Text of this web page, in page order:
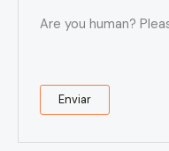
Are you human?